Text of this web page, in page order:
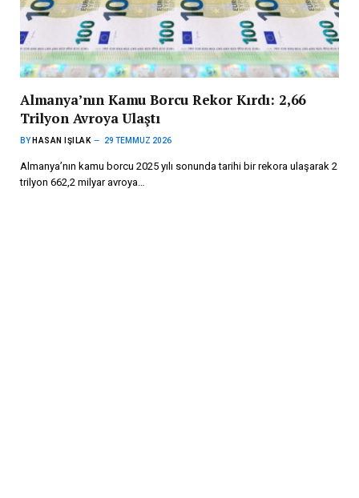
Almanya’nın Kamu Borcu Rekor Kırdı: 2,66
Trilyon Avroya Ulaştı
BY HASAN IŞILAK 29 TEMMUZ 2026
Almanya’nın kamu borcu 2025 yılı sonunda tarihi bir rekora ulaşarak 2
trilyon 662,2 milyar avroya…